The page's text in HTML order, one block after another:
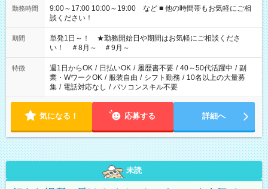
勤務時間
9:00～17:00 10:00～19:00 など ■ 他の時間帯もお気軽にご相
談ください！
期間
単発1日～！ ★勤務開始日や期間はお気軽にご相談くださ
い！ ＃8月～ ＃9月～
特徴 週1日からOK / 日払いOK / 履歴書不要 / 40～50代活躍中 / 副
業・WワークOK / 服装自由 / シフト勤務 / 10名以上の大量募
集 / 電話対応なし / パソコンスキル不要
気になる！ 応募する 詳細へ
未読